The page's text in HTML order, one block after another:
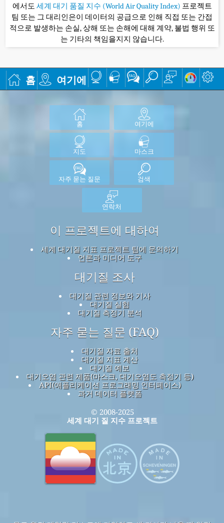
에서도 세계 대기 품질 지수 (World Air Quality Index) 프로젝트
팀 또는 그 대리인은이 데이터의 공급으로 인해 직접 또는 간접
적으로 발생하는 손실, 상해 또는 손해에 대해 계약, 불법 행위 또
는 기타의 책임을지지 않습니다.
홈 여기에
홈 여기에
지도 마스크
자주 묻는 질문 검색
연락처
이 프로젝트에 대하여
세계 대기질 지표 프로젝트 팀에 문의하기
언론과 미디어 도구
대기질 조사
대기질 관련 정보와 기사
대기질 실험
대기질 측정기 분석
자주 묻는 질문 (FAQ)
대기질 자료 출처
대기질 지표 계산
대기질 예보
대기오염 관련 제품(마스크, 대기오염도 측정기 등)
API(애플리케이션 프로그래밍 인터페이스)
과거 데이터 플랫폼
© 2008-2025
세계 대기 질 지수 프로젝트